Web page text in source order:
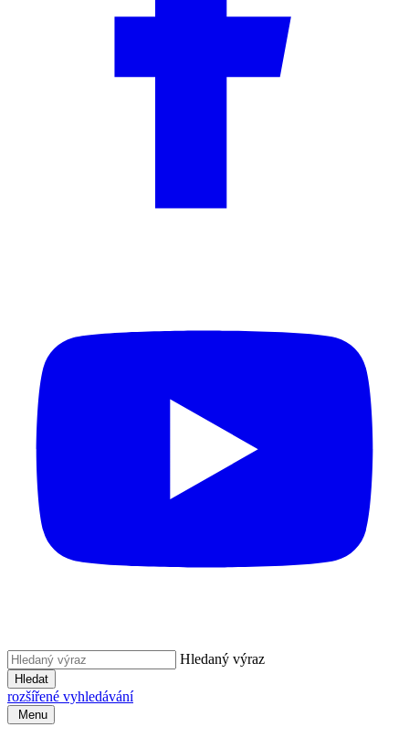
Hledaný výraz
Hledat
rozšířené vyhledávání
Menu